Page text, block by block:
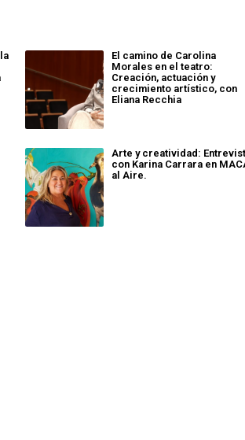
El camino de Carolina
Morales en el teatro:
Creación, actuación y
crecimiento artístico, con
Eliana Recchia
Arte y creatividad:
con Karina Carrara en
al Aire.